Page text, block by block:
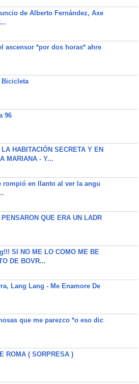
de Alberto Fernández, Axe
ascensor *por dos horas* ahre
Bicicleta
96
HABITACIÓN SECRETA Y EN
MARIANA - Y...
rompió en llanto al ver la angu
QUE ERA UN LADR
SI NO ME LO COMO ME BE
DE BOVR...
Lang Lang - Me Enamore De
que me parezco *o eso dic
ROMA ( SORPRESA )